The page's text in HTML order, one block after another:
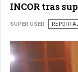
INCOR tras
SUPER USER